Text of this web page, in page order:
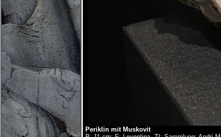
Periklin mit Muskovit